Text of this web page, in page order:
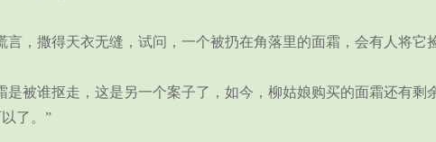
，撒得天衣无缝，试问，一个被扔在角落里的面霜，会有人将它
谁抠走，这是另一个案子了，如今，柳姑娘购买的面霜还有剩
了。”